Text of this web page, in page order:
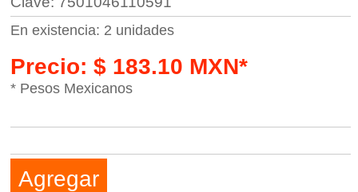
En existencia: 2 unidades
Precio: $ 183.10 MXN*
* Pesos Mexicanos
Agregar